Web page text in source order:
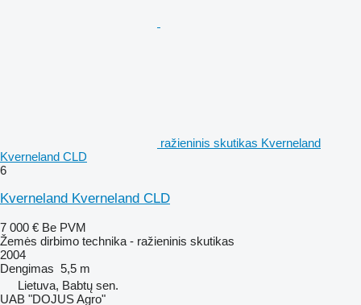
ražieninis skutikas Kverneland
Kverneland CLD
6
Kverneland Kverneland CLD
7 000 € Be PVM
Žemės dirbimo technika - ražieninis skutikas
2004
Dengimas 5,5 m
Lietuva, Babtų sen.
UAB "DOJUS Agro"